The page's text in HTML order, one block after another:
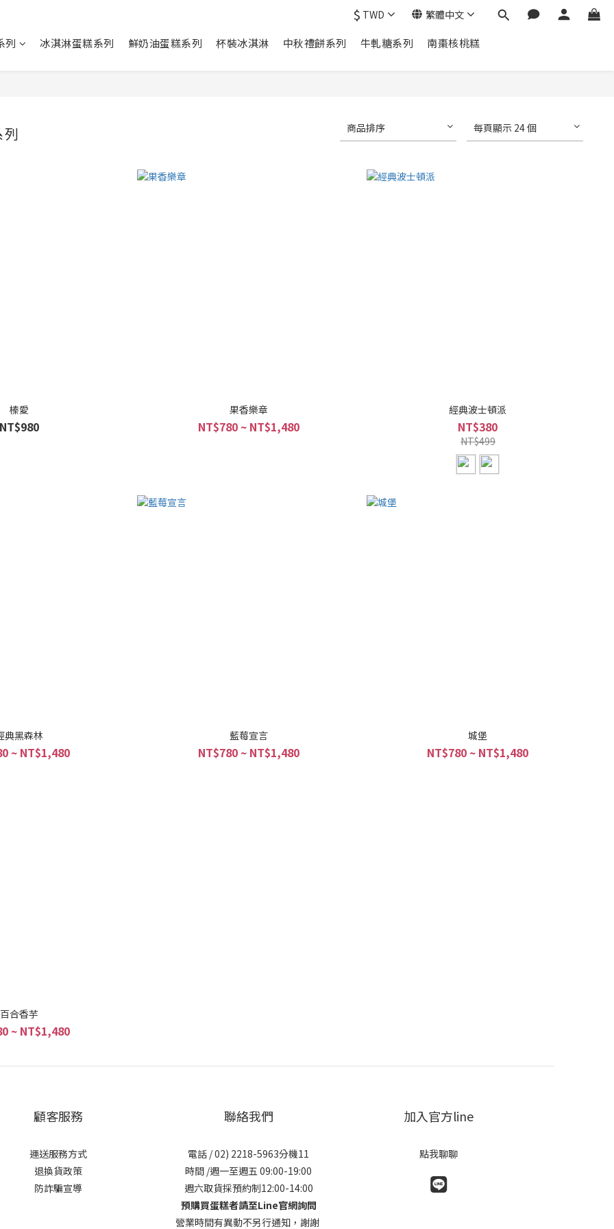
$ TWD 繁體中文
列 冰淇淋蛋糕系列 鮮奶油蛋糕系列 杯裝冰淇淋 中秋禮餅系列 牛軋糖系列 南棗核桃糕
商品排序 每頁顯示 24 個
榛愛
NT$980
果香樂章
NT$780 ~ NT$1,480
經典波士頓派
NT$380
NT$499
典黑森林
~ NT$1,480
藍莓宣言
NT$780 ~ NT$1,480
城堡
NT$780 ~ NT$1,480
百合香芋
~ NT$1,480
顧客服務
運送服務方式
退換貨政策
防詐騙宣導
聯絡我們
電話 / 02) 2218-5963分機11
時間 /週一至週五 09:00-19:00
週六取貨採預約制12:00-14:00
預購買蛋糕者請至Line官網詢問
營業時間有異動不另行通知，謝謝
加入官方line
點我聊聊